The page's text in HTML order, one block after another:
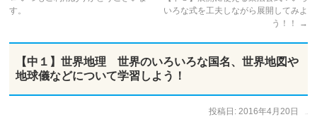
す。
いろな式を工夫しながら展開してみよ
う！！
→
【中１】世界地理 世界のいろいろな国名、世界地図や
地球儀などについて学習しよう！
投稿日: 2016年4月20日